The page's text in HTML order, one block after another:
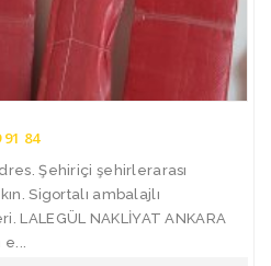
91 84
Şehiriçi şehirlerarası
Sigortalı ambalajlı
LALEGÜL NAKLİYAT ANKARA